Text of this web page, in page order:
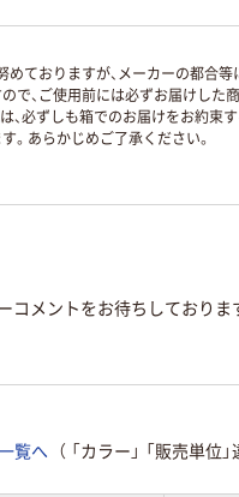
おりますが、メーカーの都合等
、ご使用前には必ずお届けし
、必ずしも箱でのお届けをお約束
。あらかじめご了承ください。
メントをお待ちしておりま
覧へ （ 「カラー」 「販売単位